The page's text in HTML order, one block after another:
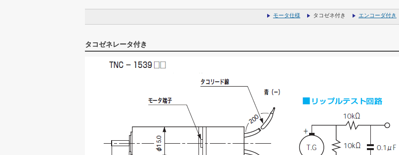
モータ仕様 タコゼネ付き エンコーダ付き
タコゼネレータ付き